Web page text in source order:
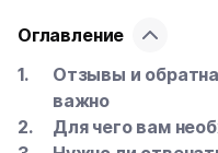
Оглавление
Отзывы и
важно
Для чего вам